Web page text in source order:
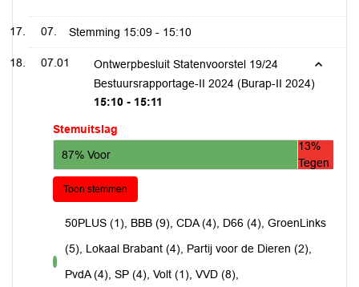
07. Stemming 15:09 - 15:10
07.01
Ontwerpbesluit Statenvoorstel 19/24
Bestuursrapportage-II 2024 (Burap-II 2024)
15:10 - 15:11
Stemuitslag
87% Voor
13%
Tegen
Toon stemmen
voor
50PLUS (1), BBB (9), CDA (4), D66 (4), GroenLinks
(5), Lokaal Brabant (4), Partij voor de Dieren (2),
PvdA (4), SP (4), Volt (1), VVD (8),